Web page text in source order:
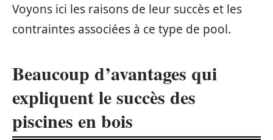
Voyons ici les raisons de leur succès et les
contraintes associées à ce type de pool.
Beaucoup d’avantages qui
expliquent le succès des
piscines en bois